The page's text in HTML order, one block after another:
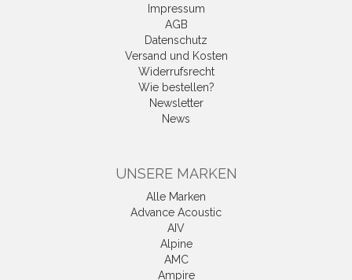
Impressum
AGB
Datenschutz
Versand und Kosten
Widerrufsrecht
Wie bestellen?
Newsletter
News
UNSERE MARKEN
Alle Marken
Advance Acoustic
AIV
Alpine
AMC
Ampire